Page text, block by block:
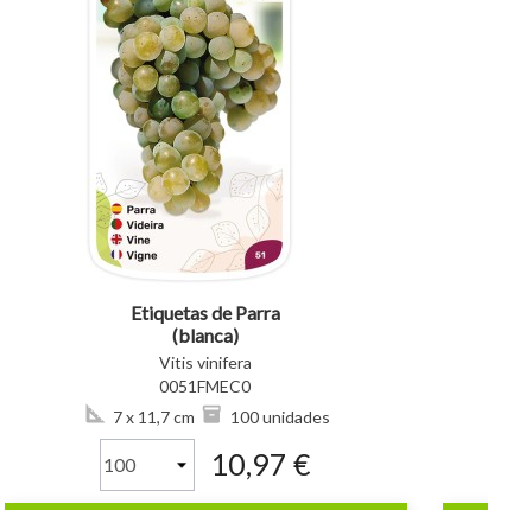
Etiquetas de Parra
(blanca)
Vitis vinifera
0051FMEC0
7 x 11,7 cm
100 unidades
10,97 €